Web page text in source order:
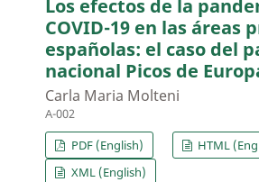
Los efectos de la
COVID-19 en las áreas
españolas: el caso del
nacional Picos de
Carla Maria Molteni
A-002
PDF (English)
HTML
XML (English)